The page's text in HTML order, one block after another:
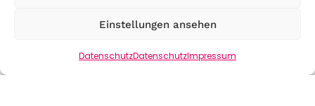
Einstellungen ansehen
DatenschutzDatenschutzImpressum